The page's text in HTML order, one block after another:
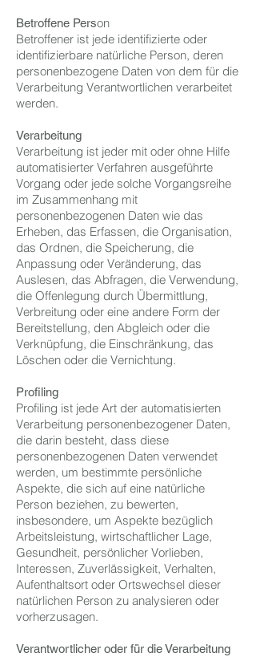
Betroffene Person
Betroffener ist jede identifizierte oder
identifizierbare natürliche Person, deren
personenbezogene Daten von dem für die
Verarbeitung Verantwortlichen verarbeitet
werden.
Verarbeitung
Verarbeitung ist jeder mit oder ohne Hilfe
automatisierter Verfahren ausgeführte
Vorgang oder jede solche Vorgangsreihe
im Zusammenhang mit
personenbezogenen Daten wie das
Erheben, das Erfassen, die Organisation,
das Ordnen, die Speicherung, die
Anpassung oder Veränderung, das
Auslesen, das Abfragen, die Verwendung,
die Offenlegung durch Übermittlung,
Verbreitung oder eine andere Form der
Bereitstellung, den Abgleich oder die
Verknüpfung, die Einschränkung, das
Löschen oder die Vernichtung.
Profiling
Profiling ist jede Art der automatisierten
Verarbeitung personenbezogener Daten,
die darin besteht, dass diese
personenbezogenen Daten verwendet
werden, um bestimmte persönliche
Aspekte, die sich auf eine natürliche
Person beziehen, zu bewerten,
insbesondere, um Aspekte bezüglich
Arbeitsleistung, wirtschaftlicher Lage,
Gesundheit, persönlicher Vorlieben,
Interessen, Zuverlässigkeit, Verhalten,
Aufenthaltsort oder Ortswechsel dieser
natürlichen Person zu analysieren oder
vorherzusagen.
Verantwortlicher oder für die Verarbeitung